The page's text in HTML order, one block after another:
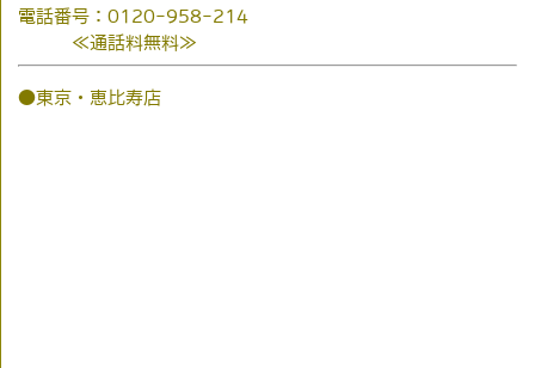
電話番号：0120-958-214
≪通話料無料≫
●東京・恵比寿店